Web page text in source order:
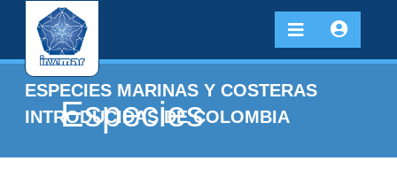
ESPECIES MARINAS Y COSTERAS
INTRODUCIDAS DE COLOMBIA
Especies